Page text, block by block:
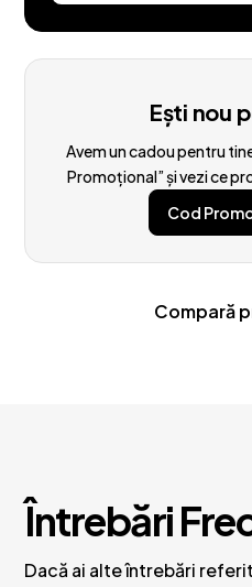
Ești nou
Avem un cadou pentru
Promoțional” și vezi ce
Cod
Compară
Întrebări
Dacă ai alte întrebări